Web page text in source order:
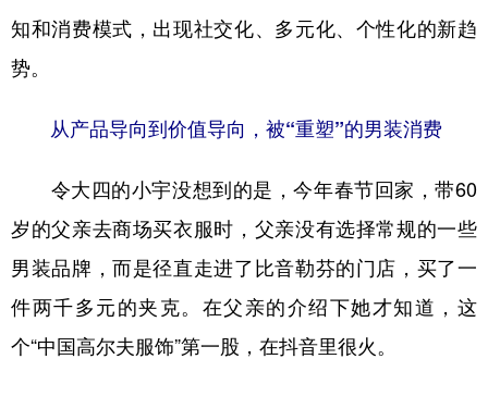
知和消费模式，出现社交化、多元化、个性化的新趋
势。
从产品导向到价值导向，被“重塑”的男装消费
令大四的小宇没想到的是，今年春节回家，带60
岁的父亲去商场买衣服时，父亲没有选择常规的一些
男装品牌，而是径直走进了比音勒芬的门店，买了一
件两千多元的夹克。在父亲的介绍下她才知道，这
个“中国高尔夫服饰”第一股，在抖音里很火。